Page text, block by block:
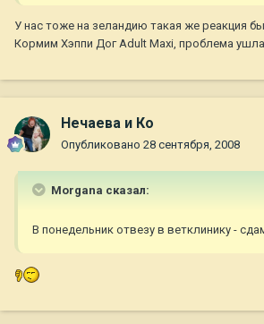
У нас тоже на зеландию такая же реакция
Кормим Хэппи Дог Adult Maxi, проблема
Нечаева и Ко
Опубликовано 28 сентября, 2008
Morgana сказал:
В понедельник отвезу в ветклинику -